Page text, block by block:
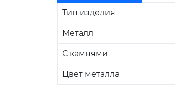
Тип изделия
Металл
С камнями
Цвет металла